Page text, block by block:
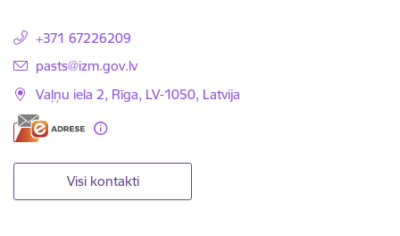
+371 67226209
E-pasts:
pasts@izm.gov.lv
Vaļņu iela 2, Rīga, LV-1050, Latvija
Visi kontakti